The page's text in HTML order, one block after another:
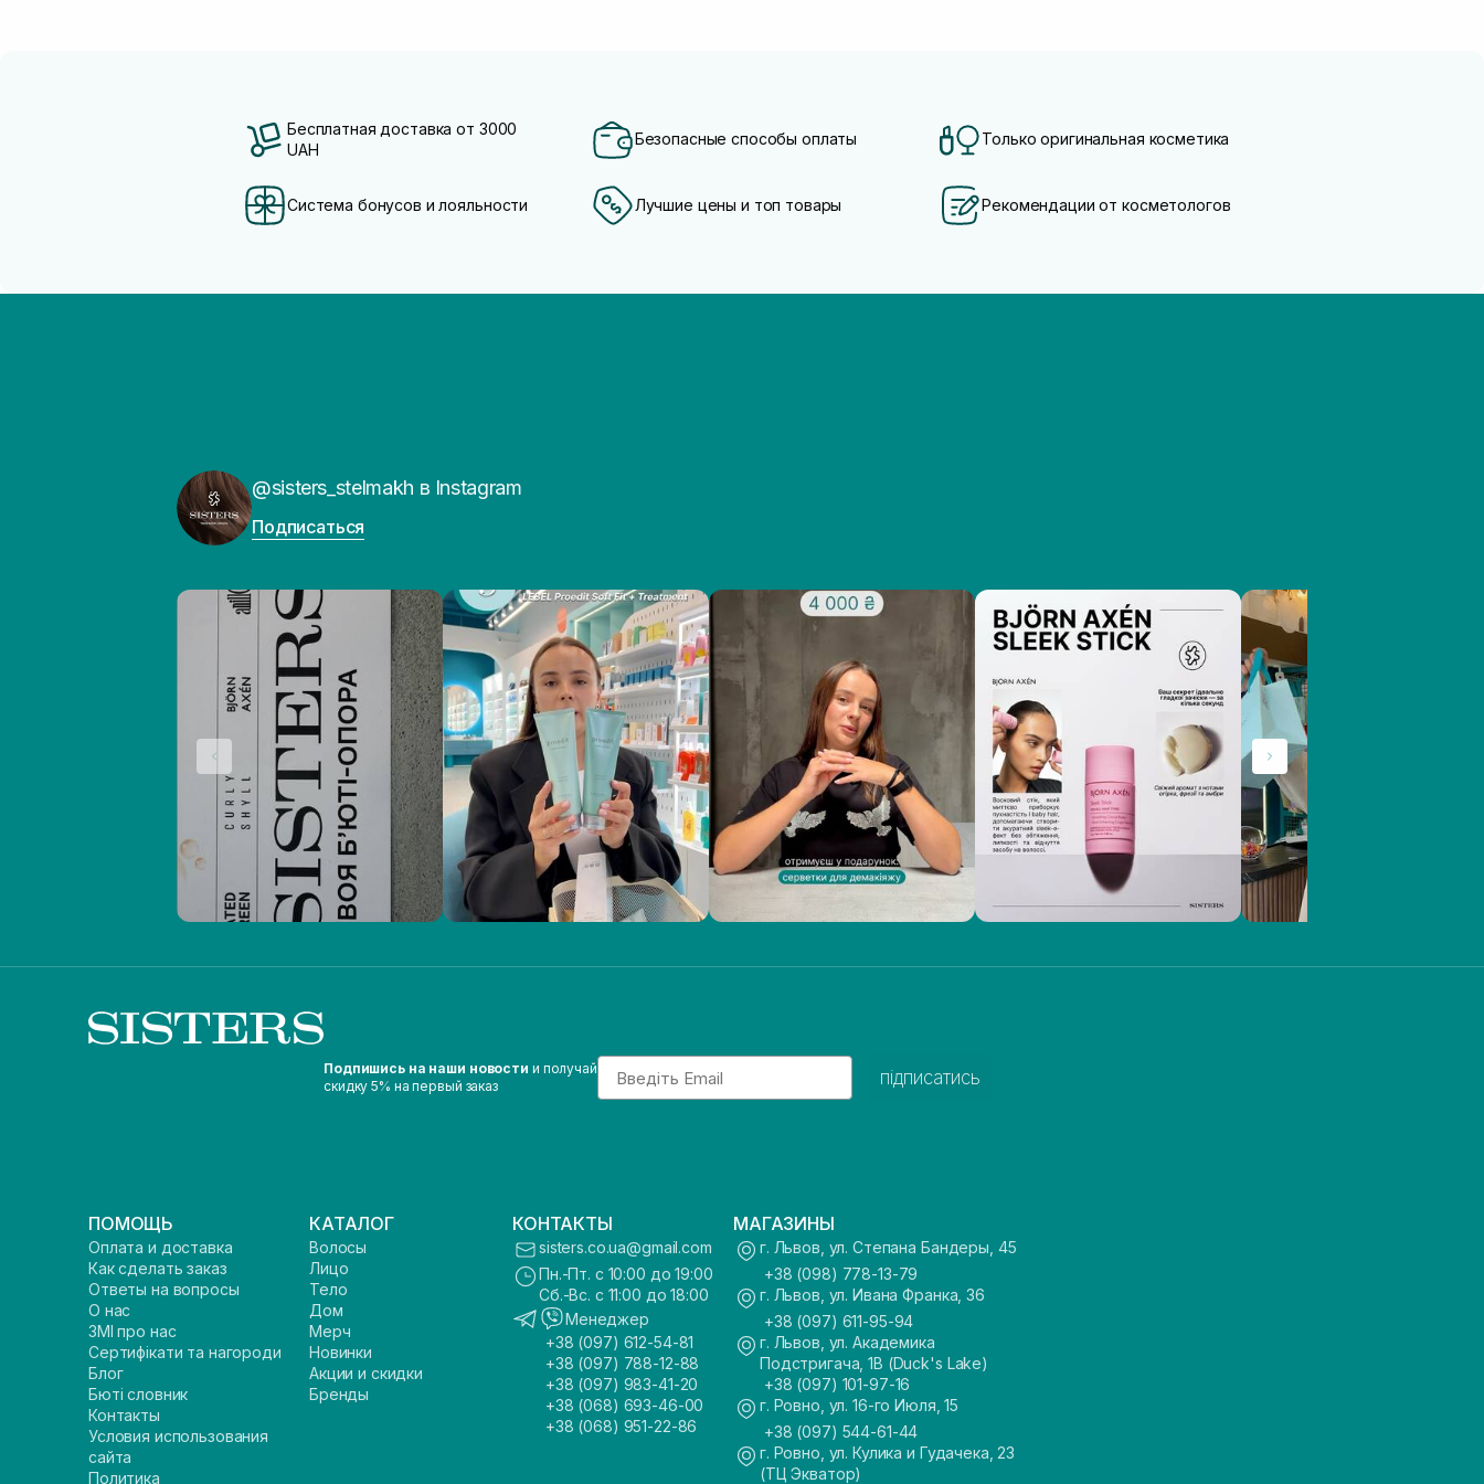
Бесплатная доставка от 3000
UAH
Безопасные способы оплаты Только оригинальная косметика
Система бонусов и лояльности Лучшие цены и топ товары Рекомендации от косметологов
@sisters_stelmakh в Instagram
Подписаться
Подпишись на наши новости и получай
скидку 5% на первый заказ
Email
підписатись
ПОМОЩЬ
Оплата и доставка
Как сделать заказ
Ответы на вопросы
О нас
ЗМІ про нас
Сертифікати та нагороди
Блог
Бюті словник
Контакты
Условия использования
сайта
Политика
КАТАЛОГ
Волосы
Лицо
Тело
Дом
Мерч
Новинки
Акции и скидки
Бренды
КОНТАКТЫ
sisters.co.ua@gmail.com
Пн.-Пт. с 10:00 до 19:00
Сб.-Вс. с 11:00 до 18:00
Менеджер
+38 (097) 612-54-81
+38 (097) 788-12-88
+38 (097) 983-41-20
+38 (068) 693-46-00
+38 (068) 951-22-86
МАГАЗИНЫ
г. Львов, ул. Степана Бандеры, 45
+38 (098) 778-13-79
г. Львов, ул. Ивана Франка, 36
+38 (097) 611-95-94
г. Львов, ул. Академика
Подстригача, 1В (Duck's Lake)
+38 (097) 101-97-16
г. Ровно, ул. 16-го Июля, 15
+38 (097) 544-61-44
г. Ровно, ул. Кулика и Гудачека, 23
(ТЦ Экватор)